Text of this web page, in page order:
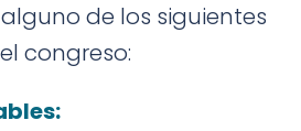
de los siguientes
congreso: